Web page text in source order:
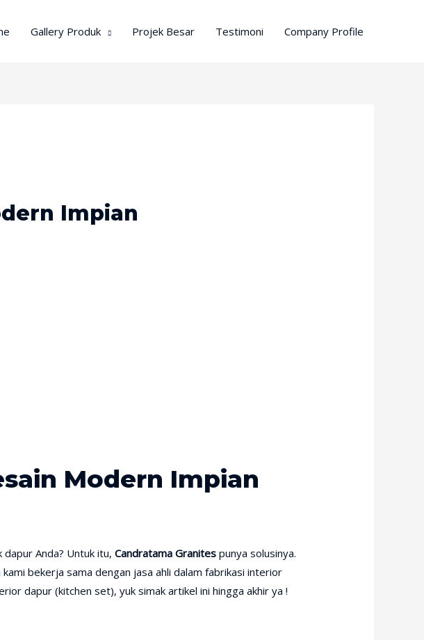
Gallery Produk Projek Besar Testimoni Company Profile
Impian
Modern Impian
dapur Anda? Untuk itu,Candratama Granitespunya solusinya.
bekerja sama dengan jasa ahli dalam fabrikasi interior
dapur (kitchen set), yuk simak artikel ini hingga akhir ya !